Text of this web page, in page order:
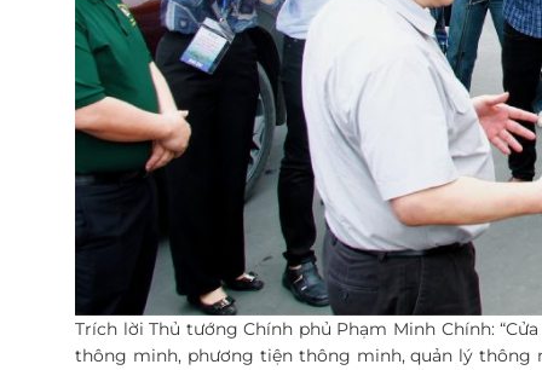
Trích lời Thủ tướng Chính phủ Phạm Minh Chính:
thông minh, phương tiện thông minh, quản lý thông